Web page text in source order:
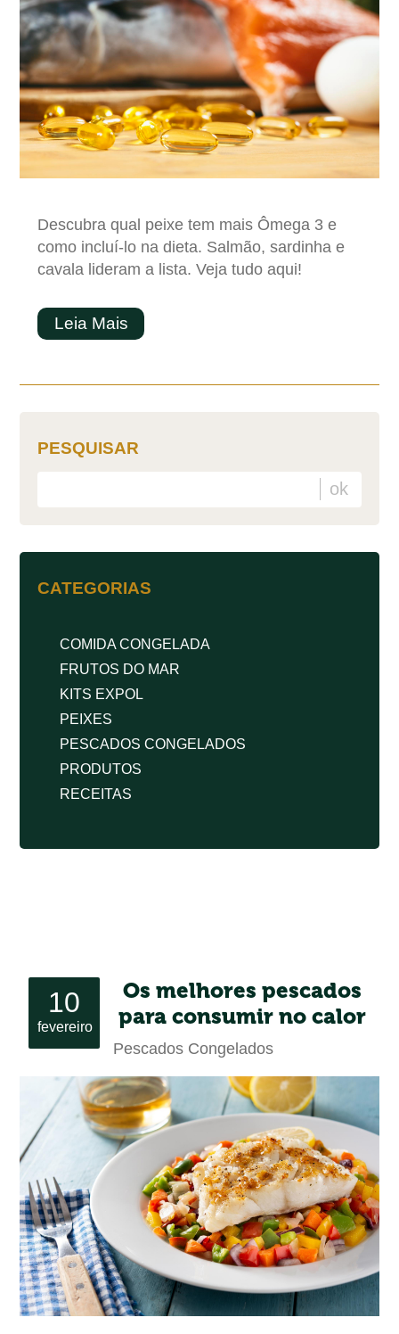
Descubra qual peixe tem mais Ômega 3 e
como incluí-lo na dieta. Salmão, sardinha e
cavala lideram a lista. Veja tudo aqui!
Leia Mais
PESQUISAR
CATEGORIAS
COMIDA CONGELADA
FRUTOS DO MAR
KITS EXPOL
PEIXES
PESCADOS CONGELADOS
PRODUTOS
RECEITAS
10
fevereiro
Os melhores pescados
para consumir no calor
Pescados Congelados